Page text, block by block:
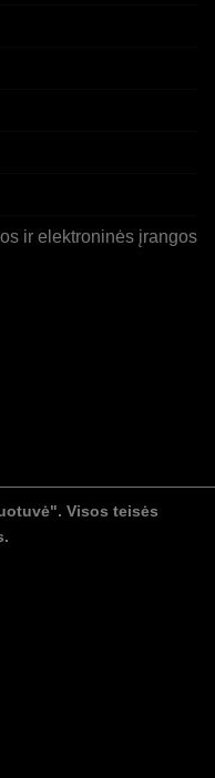
ir elektroninės įrangos
Visos teisės